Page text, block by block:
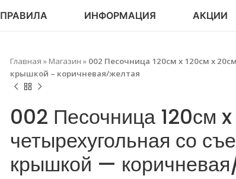
ПРАВИЛА ИНФОРМАЦИЯ АКЦИИ
Главная » Магазин » 002 Песочница 120см x 120см x
крышкой – коричневая/желтая
002 Песочница 120см
четырехугольная со
крышкой —